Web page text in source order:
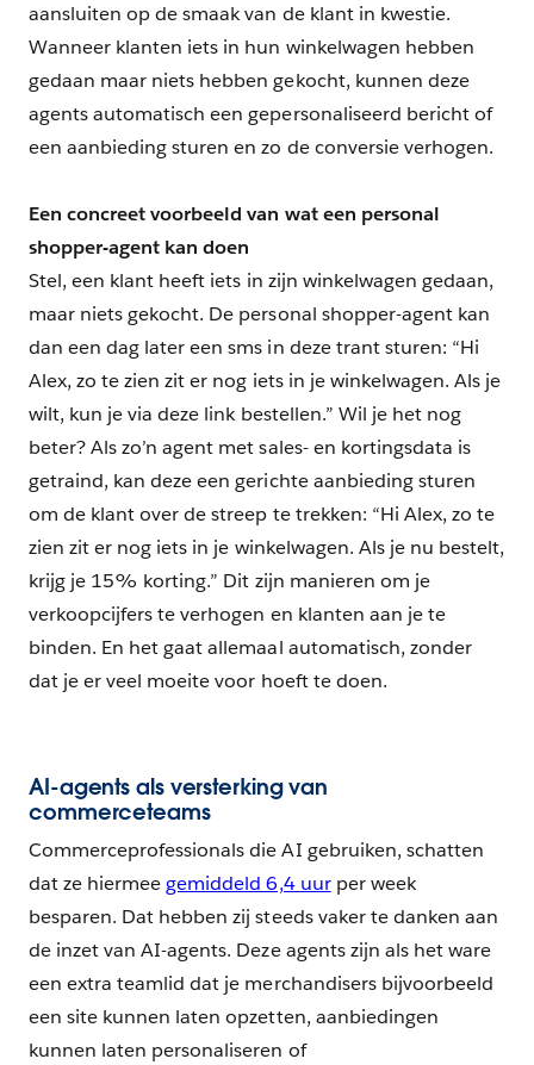
aansluiten op de smaak van de klant in kwestie.
Wanneer klanten iets in hun winkelwagen hebben
gedaan maar niets hebben gekocht, kunnen deze
agents automatisch een gepersonaliseerd bericht of
een aanbieding sturen en zo de conversie verhogen.
Een concreet voorbeeld van wat een personal
shopper-agent kan doen
Stel, een klant heeft iets in zijn winkelwagen gedaan,
maar niets gekocht. De personal shopper-agent kan
dan een dag later een sms in deze trant sturen: “Hi
Alex, zo te zien zit er nog iets in je winkelwagen. Als je
wilt, kun je via deze link bestellen.” Wil je het nog
beter? Als zo’n agent met sales- en kortingsdata is
getraind, kan deze een gerichte aanbieding sturen
om de klant over de streep te trekken: “Hi Alex, zo te
zien zit er nog iets in je winkelwagen. Als je nu bestelt,
krijg je 15% korting.” Dit zijn manieren om je
verkoopcijfers te verhogen en klanten aan je te
binden. En het gaat allemaal automatisch, zonder
dat je er veel moeite voor hoeft te doen.
AI-agents als versterking van
commerceteams
Commerceprofessionals die AI gebruiken, schatten
dat ze hiermeegemiddeld 6,4 uurper week
besparen. Dat hebben zij steeds vaker te danken aan
de inzet van AI-agents. Deze agents zijn als het ware
een extra teamlid dat je merchandisers bijvoorbeeld
een site kunnen laten opzetten, aanbiedingen
kunnen laten personaliseren of